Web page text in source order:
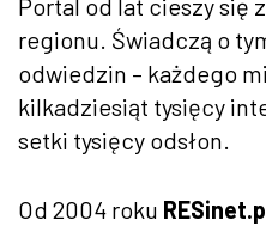
regionu. Świadczą o
odwiedzin – każdego
kilkadziesiąt tysięcy
setki tysięcy odsłon.
Od 2004 roku